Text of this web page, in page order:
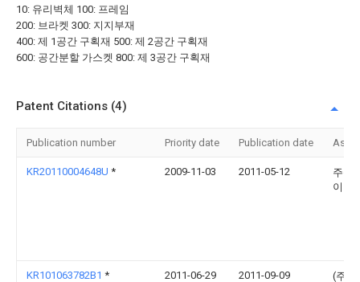
10: 유리벽체 100: 프레임
200: 브라켓 300: 지지부재
400: 제 1공간 구획재 500: 제 2공간 구획재
600: 공간분할 가스켓 800: 제 3공간 구획재
Patent Citations (4)
Publication number Priority date Publication date
KR20110004648U * 2009-11-03 2011-05-12
주식
이건
KR101063782B1 * 2011-06-29 2011-09-09 (주)